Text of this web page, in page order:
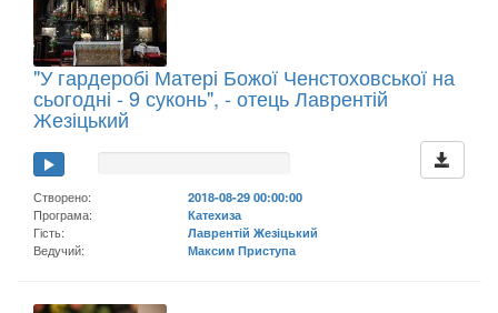
"У гардеробі Матері Божої Ченстоховської на
сьогодні - 9 суконь", - отець Лаврентій
Жезіцький
Створено:
2018-08-29 00:00:00
Програма:
Катехиза
Гість:
Лаврентій Жезіцький
Ведучий:
Максим Приступа